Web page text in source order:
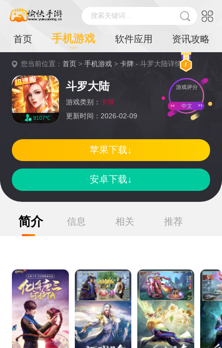
搜索关键词...
首页 手机游戏 软件应用 资讯攻略
您当前位置：首页 >手机游戏 >卡牌 - 斗罗大陆详情
9107℃
斗罗大陆
游戏类别： 卡牌
更新时间：2026-02-09
游戏评分
中文
安卓下载↓
苹果下载↓
简介 信息 相关 推荐